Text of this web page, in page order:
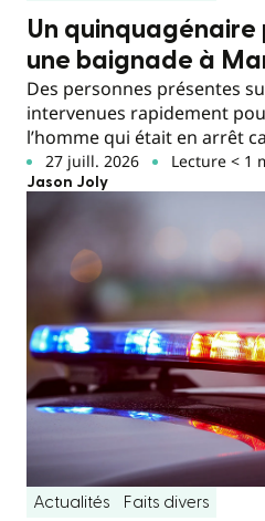
Un
une baignade à
Des personnes présentes
intervenues rapidement
l’homme qui était en arrêt
27 juill. 2026 Lecture < 1
Jason Joly
Actualités Faits divers